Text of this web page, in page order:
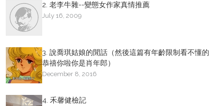
2. 老李牛雜--變態女作家真情推薦
July 16, 2009
3. 說喬琪姑娘的閒話（然後這篇有年齡限制看不懂的
恭禧你啦你是肖年郎）
December 8, 2016
4. 禾馨健檢記